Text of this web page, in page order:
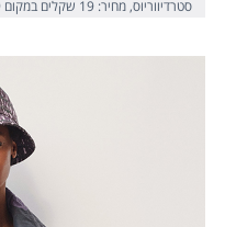
סטרדיווריוס, מחיר: 19 שקלים במקום 99 (צילום: יח"צ חו"ל)